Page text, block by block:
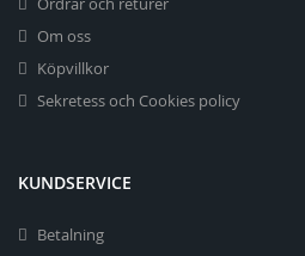
Om oss
Köpvillkor
Sekretess och Cookies policy
KUNDSERVICE
Betalning